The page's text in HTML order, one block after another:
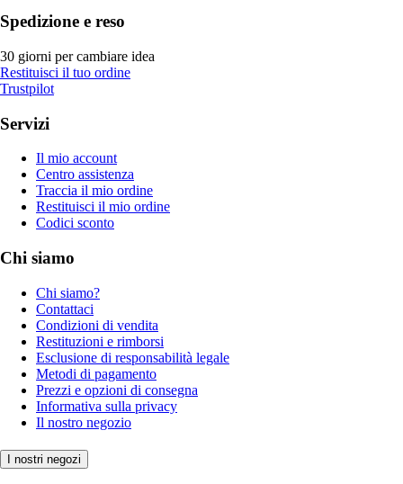
Spedizione e reso
30 giorni per cambiare idea
Restituisci il tuo ordine
Trustpilot
Servizi
Il mio account
Centro assistenza
Traccia il mio ordine
Restituisci il mio ordine
Codici sconto
Chi siamo
Chi siamo?
Contattaci
Condizioni di vendita
Restituzioni e rimborsi
Esclusione di responsabilità legale
Metodi di pagamento
Prezzi e opzioni di consegna
Informativa sulla privacy
Il nostro negozio
I nostri negozi